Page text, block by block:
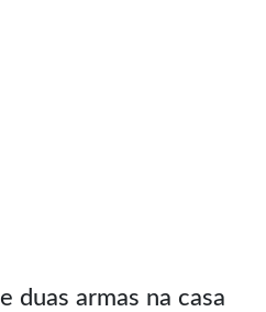
duas armas na casa